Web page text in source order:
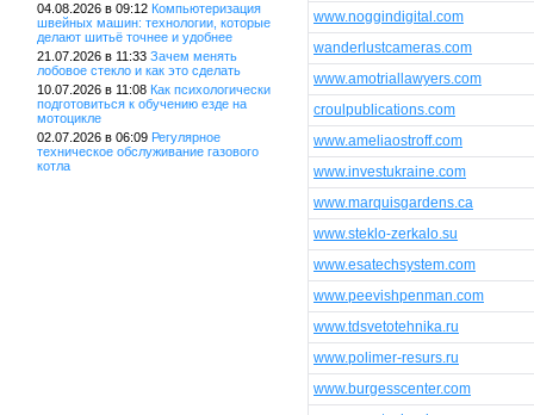
04.08.2026 в 09:12 Компьютеризация
швейных машин: технологии, которые
делают шитьё точнее и удобнее
21.07.2026 в 11:33 Зачем менять
лобовое стекло и как это сделать
10.07.2026 в 11:08 Как психологически
подготовиться к обучению езде на
мотоцикле
02.07.2026 в 06:09 Регулярное
техническое обслуживание газового
котла
www.noggindigital.com
wanderlustcameras.com
www.amotriallawyers.com
croulpublications.com
www.ameliaostroff.com
www.investukraine.com
www.marquisgardens.ca
www.steklo-zerkalo.su
www.esatechsystem.com
www.peevishpenman.com
www.tdsvetotehnika.ru
www.polimer-resurs.ru
www.burgesscenter.com